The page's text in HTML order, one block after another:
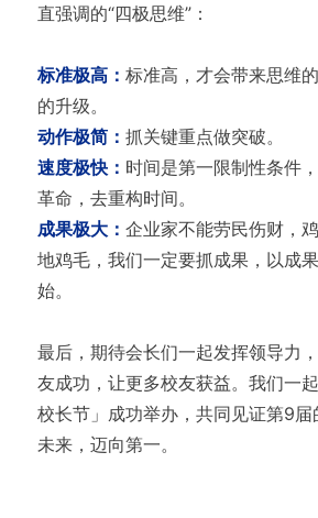
直强调的“四极思维”：
标准极高： 标准高，才会带来思维
的升级。
动作极简： 抓关键重点做突破。
速度极快： 时间是第一限制性条件
革命，去重构时间。
成果极大： 企业家不能劳民伤财，
地鸡毛，我们一定要抓成果，以成
始。
最后，期待会长们一起发挥领导力
友成功，让更多校友获益。我们一
校长节」成功举办，共同见证第9届
未来，迈向第一。